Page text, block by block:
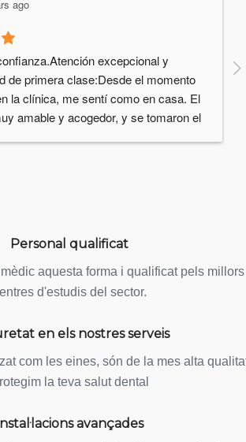
ago
excepcional y
de primera clase:Desde el momento
la clínica, me sentí como en casa. El
amable y acogedor, y se tomaron el
con los resultados.Ambiente
equipo dental es muy amable,
y se preocupa siempre por sus
busque una atención dental de alta
agradable. Llevo muchos años
clínicas dentales y, sin duda, ¡es la
dental que he tenido!Especialmente.
y cariño realizando su trabajo y
Personal qualificat
aquesta forma i qualificat pels millors
d'estudis del sector.
en els nostres serveis
com les eines, són de la mes alta
la teva salut dental
avançades